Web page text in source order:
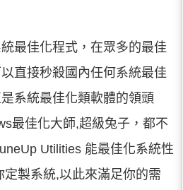
最佳化程式，在眾多的最佳
直接秒殺國內任何系統最佳
系統最佳化類軟體的領頭
最佳化大師,超級兔子，都不
Utilities 能最佳化系統性
製系統,以此來滿足你的需